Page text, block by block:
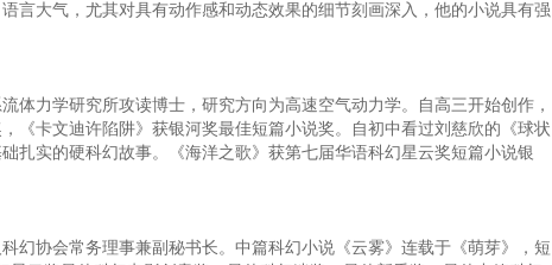
言大气，尤其对具有动作感和动态效果的细节刻画深入，他的小说具有强
力学研究所攻读博士，研究方向为高速空气动力学。自高三开始创作，
《卡文迪许陷阱》获银河奖最佳短篇小说奖。自初中看过刘慈欣的《球状
扎实的硬科幻故事。《海洋之歌》获第七届华语科幻星云奖短篇小说银
协会常务理事兼副秘书长。中篇科幻小说《云雾》连载于《萌芽》，短